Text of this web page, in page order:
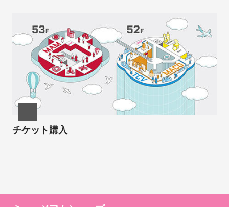
チケット購入